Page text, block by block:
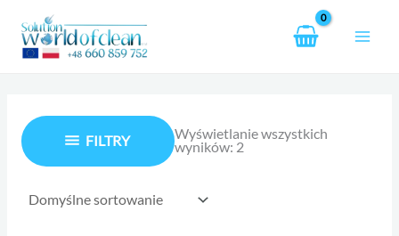
treści
FILTRY
Wyświetlanie wszystkich
wyników: 2